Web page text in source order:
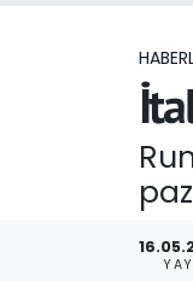
Ekonomi
Foto Galeri
Son Dakika
Haber Arşivi